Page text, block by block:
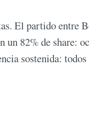
El partido entre
82% de share:
sostenida: